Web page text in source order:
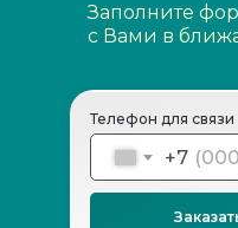
Телефон для связи
+7
Заполните
с Вами в